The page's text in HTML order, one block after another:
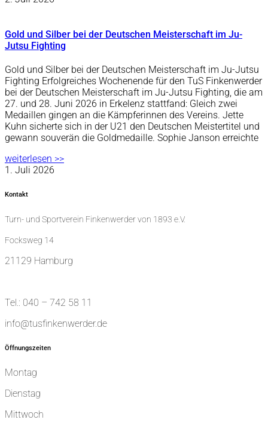
Gold und Silber bei der Deutschen Meisterschaft im Ju-
Jutsu Fighting
Gold und Silber bei der Deutschen Meisterschaft im Ju-Jutsu
Fighting Erfolgreiches Wochenende für den TuS Finkenwerder
bei der Deutschen Meisterschaft im Ju-Jutsu Fighting, die am
27. und 28. Juni 2026 in Erkelenz stattfand: Gleich zwei
Medaillen gingen an die Kämpferinnen des Vereins. Jette
Kuhn sicherte sich in der U21 den Deutschen Meistertitel und
gewann souverän die Goldmedaille. Sophie Janson erreichte
weiterlesen >>
1. Juli 2026
Kontakt
Turn- und Sportverein Finkenwerder von 1893 e.V.
Focksweg 14
21129 Hamburg
Tel.: 040 – 742 58 11
info@tusfinkenwerder.de
Öffnungszeiten
Montag
Dienstag
Mittwoch